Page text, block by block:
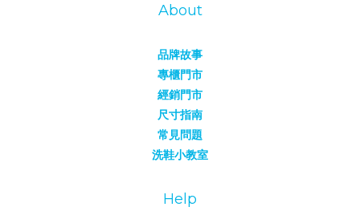
About
品牌故事
專櫃門市
經銷門市
尺寸指南
常見問題
洗鞋小教室
Help